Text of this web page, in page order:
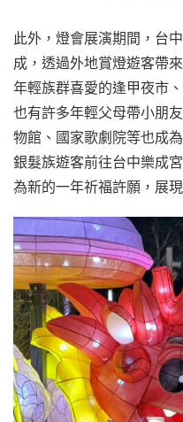
此外，燈會展演期間，台
成，透過外地賞燈遊客帶
年輕族群喜愛的逢甲夜市
也有許多年輕父母帶小朋
物館、國家歌劇院等也成
銀髮族遊客前往台中樂成
為新的一年祈福許願，展